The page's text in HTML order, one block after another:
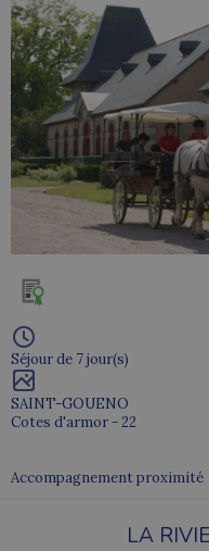
Séjour de 7 jour(s)
SAINT-GOUENO
Cotes d'armor - 22
Accompagnement proximité
LA